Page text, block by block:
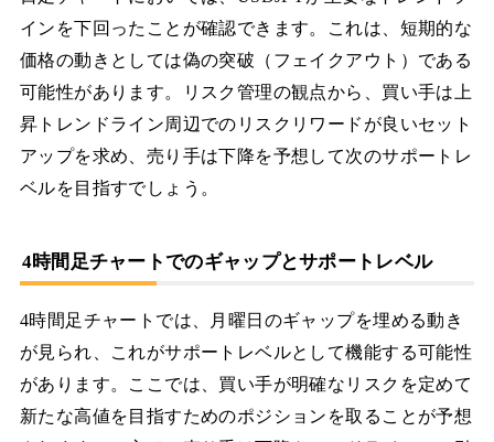
インを下回ったことが確認できます。これは、短期的な
価格の動きとしては偽の突破（フェイクアウト）である
可能性があります。リスク管理の観点から、買い手は上
昇トレンドライン周辺でのリスクリワードが良いセット
アップを求め、売り手は下降を予想して次のサポートレ
ベルを目指すでしょう。
4時間足チャートでのギャップとサポートレベル
4時間足チャートでは、月曜日のギャップを埋める動き
が見られ、これがサポートレベルとして機能する可能性
があります。ここでは、買い手が明確なリスクを定めて
新たな高値を目指すためのポジションを取ることが予想